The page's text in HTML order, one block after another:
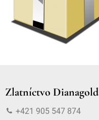
Zlatníctvo Dianagold
+421 905 547 874